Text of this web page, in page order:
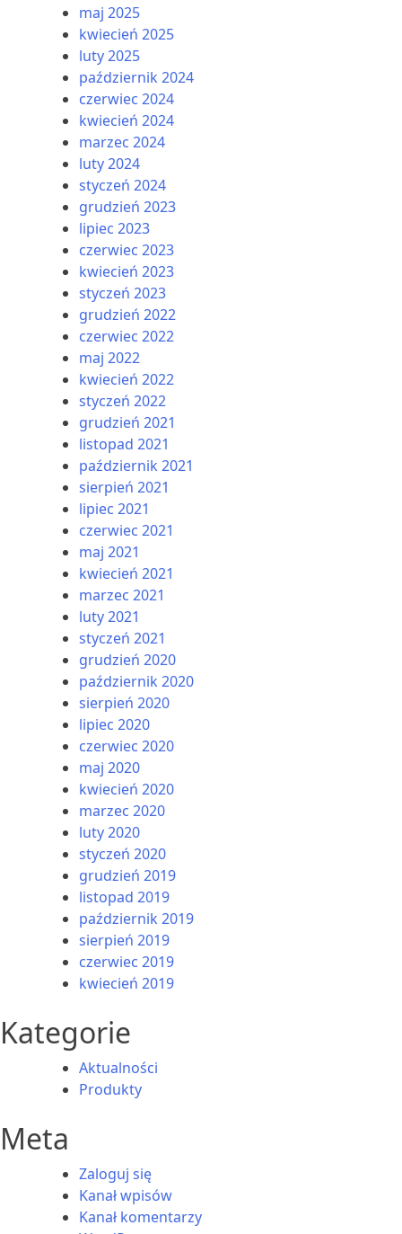
PROMOCJE
STREFA
PASAŻERA
maj 2025
kwiecień 2025
luty 2025
październik 2024
czerwiec 2024
kwiecień 2024
marzec 2024
luty 2024
styczeń 2024
grudzień 2023
lipiec 2023
czerwiec 2023
kwiecień 2023
styczeń 2023
grudzień 2022
czerwiec 2022
maj 2022
kwiecień 2022
styczeń 2022
grudzień 2021
listopad 2021
październik 2021
sierpień 2021
lipiec 2021
czerwiec 2021
maj 2021
kwiecień 2021
marzec 2021
luty 2021
styczeń 2021
grudzień 2020
październik 2020
sierpień 2020
lipiec 2020
czerwiec 2020
maj 2020
kwiecień 2020
marzec 2020
luty 2020
styczeń 2020
grudzień 2019
listopad 2019
październik 2019
sierpień 2019
czerwiec 2019
kwiecień 2019
Kategorie
Aktualności
Produkty
Meta
Zaloguj się
Kanał wpisów
Kanał komentarzy